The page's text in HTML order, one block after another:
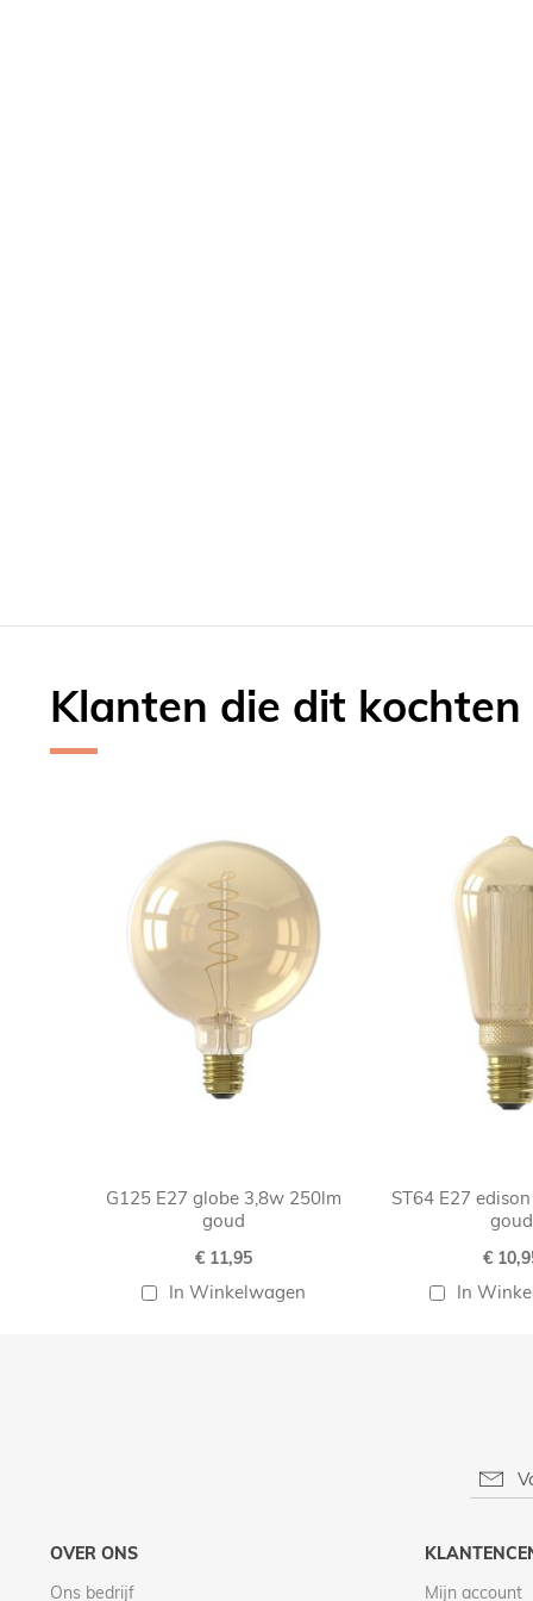
Klanten die dit
G125 E27 globe 3,8w 250lm
goud
€ 11,95
In Winkelwagen
ST64 E27
goud
€
In
OVER ONS
Ons bedrijf
Mijn account